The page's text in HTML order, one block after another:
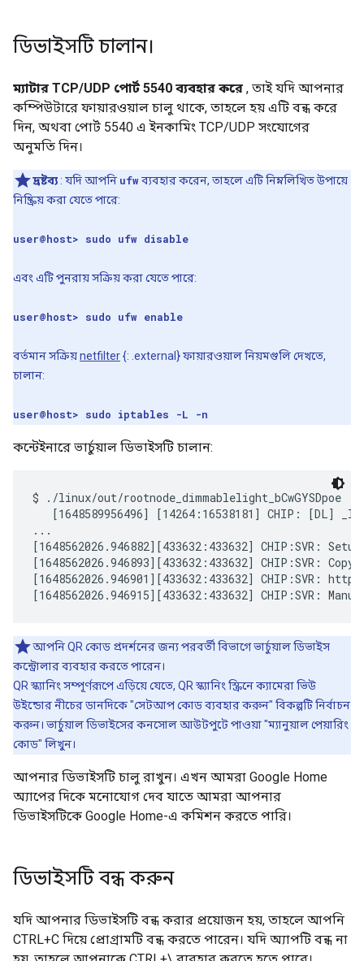
ডিভাইসটি চালান।
ম্যাটার TCP/UDP পোর্ট 5540 ব্যবহার করে , তাই যদি আপনার
কম্পিউটারে ফায়ারওয়াল চালু থাকে, তাহলে হয় এটি বন্ধ করে
দিন, অথবা পোর্ট 5540 এ ইনকামিং TCP/UDP সংযোগের
অনুমতি দিন।
দ্রষ্টব্য : যদি আপনি ufwব্যবহার করেন, তাহলে এটি নিম্নলিখিত উপায়ে
নিষ্ক্রিয় করা যেতে পারে:
user@host> sudo ufw disable
এবং এটি পুনরায় সক্রিয় করা যেতে পারে:
user@host> sudo ufw enable
বর্তমান সক্রিয়netfilter{: .external} ফায়ারওয়াল নিয়মগুলি দেখতে,
চালান:
user@host> sudo iptables -L -n
কন্টেইনারে ভার্চুয়াল ডিভাইসটি চালান:
$ ./linux/out/rootnode_dimmablelight_bCwGYSDpoe
[1648589956496] [14264:16538181] CHIP: [DL]
...
[1648562026.946882][433632:433632] CHIP:SVR:
[1648562026.946893][433632:433632] CHIP:SVR:
[1648562026.946901][433632:433632] CHIP:SVR:
আপনি QR কোড প্রদর্শনের জন্য পরবর্তী বিভাগে ভার্চুয়াল ডিভাইস
কন্ট্রোলার ব্যবহার করতে পারেন।
QR স্ক্যানিং সম্পূর্ণরূপে এড়িয়ে যেতে, QR স্ক্যানিং স্ক্রিনে ক্যামেরা ভিউ
উইন্ডোর নীচের ডানদিকে "সেটআপ কোড ব্যবহার করুন" বিকল্পটি নির্বাচন
করুন। ভার্চুয়াল ডিভাইসের কনসোল আউটপুটে পাওয়া "ম্যানুয়াল পেয়ারিং
কোড" লিখুন।
আপনার ডিভাইসটি চালু রাখুন। এখন আমরা Google Home
অ্যাপের দিকে মনোযোগ দেব যাতে আমরা আপনার
ডিভাইসটিকে Google Home-এ কমিশন করতে পারি।
ডিভাইসটি বন্ধ করুন
যদি আপনার ডিভাইসটি বন্ধ করার প্রয়োজন হয়, তাহলে আপনি
CTRL+C দিয়ে প্রোগ্রামটি বন্ধ করতে পারেন। যদি অ্যাপটি বন্ধ না